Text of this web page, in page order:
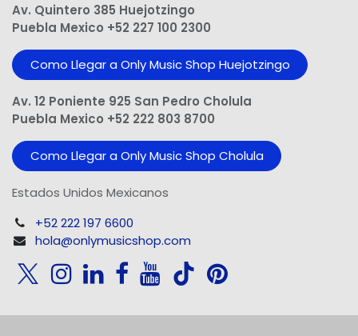
Av. Quintero 385 Huejotzingo
Puebla Mexico +52 227 100 2300
Como Llegar a Only Music Shop Huejotzingo
Av. 12 Poniente 925 San Pedro Cholula
Puebla Mexico +52 222 803 8700
Como Llegar a Only Music Shop Cholula
Estados Unidos Mexicanos
+52 222 197 6600
hola@onlymusicshop.com